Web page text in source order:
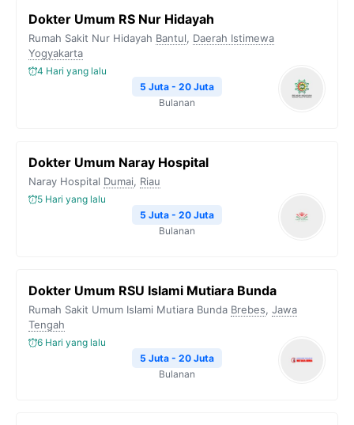
Dokter Umum RS Nur Hidayah
Rumah Sakit Nur Hidayah Bantul, Daerah Istimewa
Yogyakarta
4 Hari yang lalu
5 Juta - 20 Juta
Bulanan
Dokter Umum Naray Hospital
Naray Hospital Dumai, Riau
5 Hari yang lalu
5 Juta - 20 Juta
Bulanan
Dokter Umum RSU Islami Mutiara Bunda
Rumah Sakit Umum Islami Mutiara Bunda Brebes, Jawa
Tengah
6 Hari yang lalu
5 Juta - 20 Juta
Bulanan